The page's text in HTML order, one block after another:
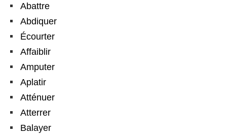
Abattre
Abdiquer
Écourter
Affaiblir
Amputer
Aplatir
Atténuer
Atterrer
Balayer